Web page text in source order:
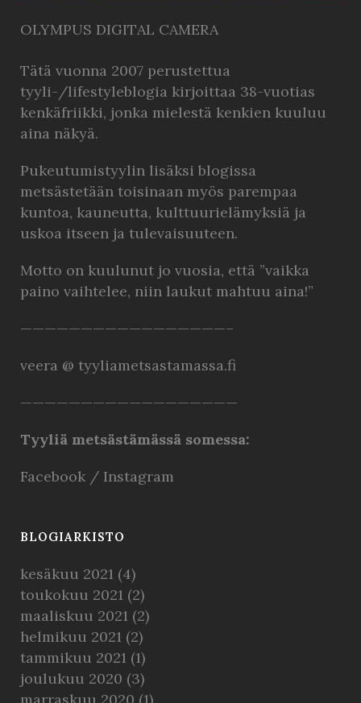
OLYMPUS DIGITAL CAMERA
Tätä vuonna 2007 perustettua
tyyli-/lifestyleblogia kirjoittaa 38-vuotias
kenkäfriikki, jonka mielestä kenkien kuuluu
aina näkyä.
Pukeutumistyylin lisäksi blogissa
metsästetään toisinaan myös parempaa
kuntoa, kauneutta, kulttuurielämyksiä ja
uskoa itseen ja tulevaisuuteen.
Motto on kuulunut jo vuosia, että ”vaikka
paino vaihtelee, niin laukut mahtuu aina!”
—————————————————–
veera @ tyyliametsastamassa.fi
——————————————————
Tyyliä metsästämässä somessa:
Facebook / Instagram
BLOGIARKISTO
kesäkuu 2021 (4)
toukokuu 2021 (2)
maaliskuu 2021 (2)
helmikuu 2021 (2)
tammikuu 2021 (1)
joulukuu 2020 (3)